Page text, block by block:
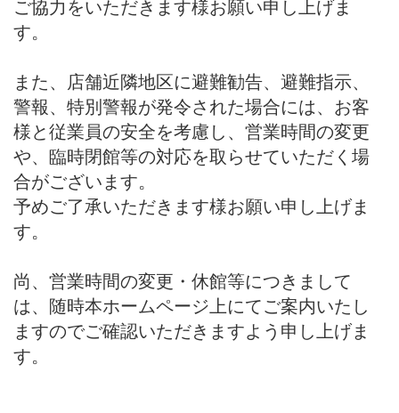
ご協力をいただきます様お願い申し上げま
す。
また、店舗近隣地区に避難勧告、避難指示、
警報、特別警報が発令された場合には、お客
様と従業員の安全を考慮し、営業時間の変更
や、臨時閉館等の対応を取らせていただく場
合がございます。
予めご了承いただきます様お願い申し上げま
す。
尚、営業時間の変更・休館等につきまして
は、随時本ホームページ上にてご案内いたし
ますのでご確認いただきますよう申し上げま
す。